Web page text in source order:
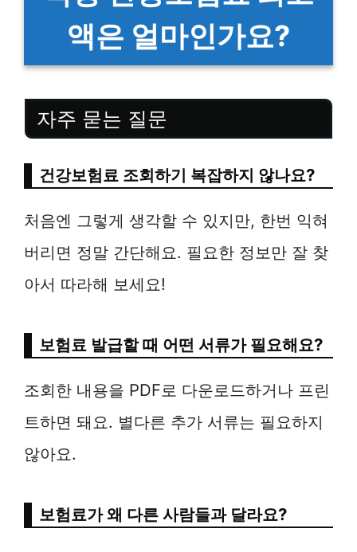
액은 얼마인가요?
자주 묻는 질문
건강보험료 조회하기 복잡하지 않나요?
처음엔 그렇게 생각할 수 있지만, 한번 익혀
버리면 정말 간단해요. 필요한 정보만 잘 찾
아서 따라해 보세요!
보험료 발급할 때 어떤 서류가 필요해요?
조회한 내용을 PDF로 다운로드하거나 프린
트하면 돼요. 별다른 추가 서류는 필요하지
않아요.
보험료가 왜 다른 사람들과 달라요?